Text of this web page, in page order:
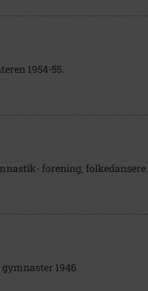
1954-55.
forening, folkedansere.
1946